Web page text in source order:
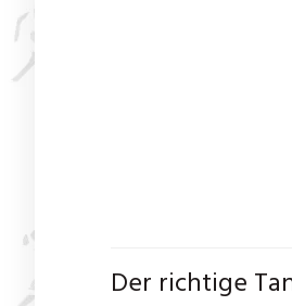
Der richtige